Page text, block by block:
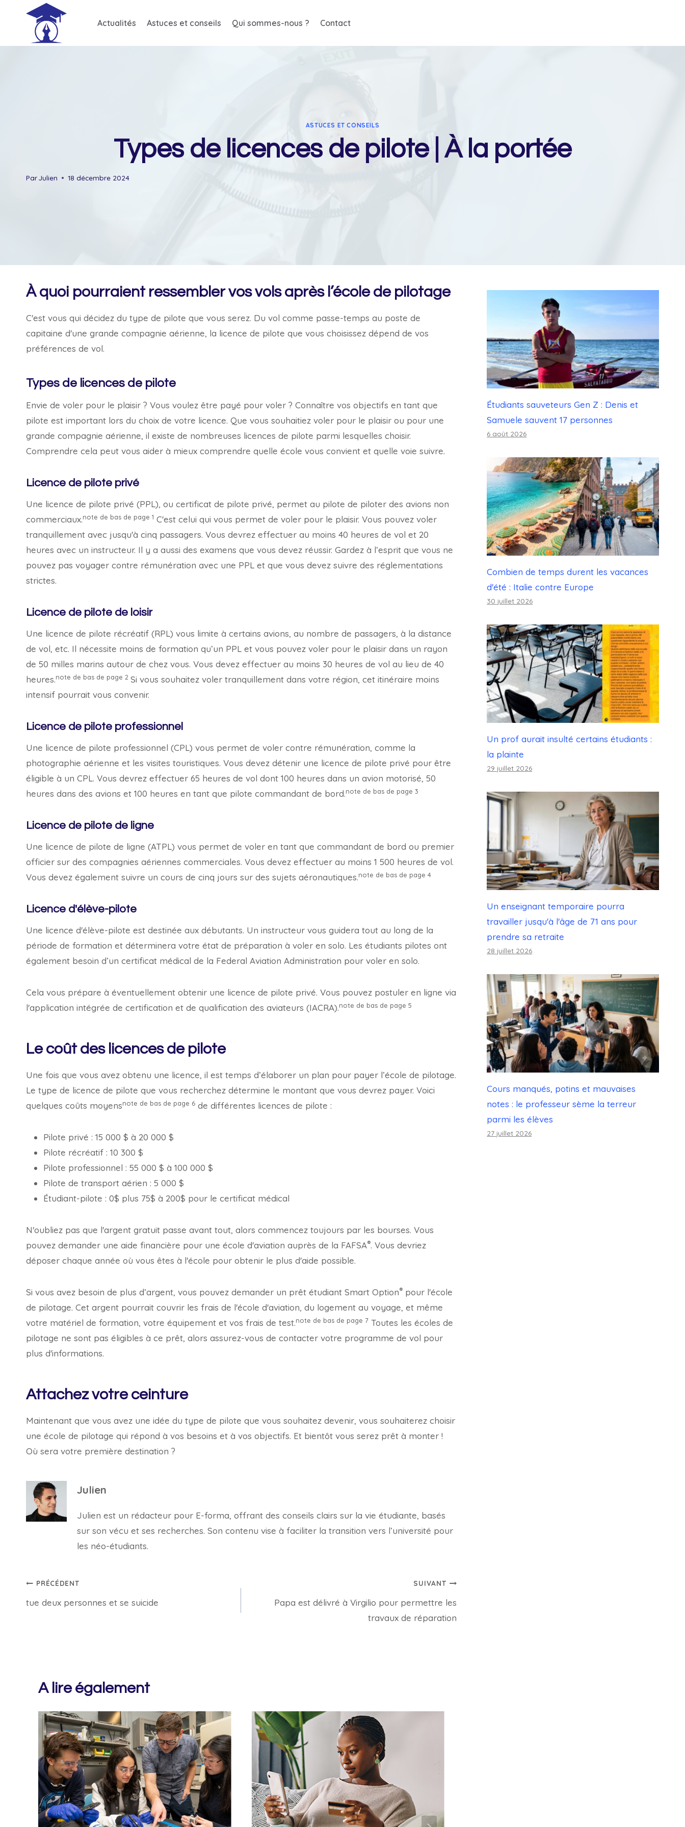
Actualités Astuces et conseils Qui sommes-nous ? Contact
ASTUCES ET CONSEILS
Types de licences de pilote | À la portée
ParJulien 18 décembre 2024
À quoi pourraient ressembler vos vols après l’école de pilotage
C'est vous qui décidez du type de pilote que vous serez. Du vol comme passe-temps au poste de
capitaine d'une grande compagnie aérienne, la licence de pilote que vous choisissez dépend de vos
préférences de vol.
Types de licences de pilote
Envie de voler pour le plaisir ? Vous voulez être payé pour voler ? Connaître vos objectifs en tant que
pilote est important lors du choix de votre licence. Que vous souhaitiez voler pour le plaisir ou pour une
grande compagnie aérienne, il existe de nombreuses licences de pilote parmi lesquelles choisir.
Comprendre cela peut vous aider à mieux comprendre quelle école vous convient et quelle voie suivre.
Licence de pilote privé
Une licence de pilote privé (PPL), ou certificat de pilote privé, permet au pilote de piloter des avions non
commerciaux.note de bas de page 1 C'est celui qui vous permet de voler pour le plaisir. Vous pouvez voler
tranquillement avec jusqu'à cinq passagers. Vous devrez effectuer au moins 40 heures de vol et 20
heures avec un instructeur. Il y a aussi des examens que vous devez réussir. Gardez à l’esprit que vous ne
pouvez pas voyager contre rémunération avec une PPL et que vous devez suivre des réglementations
strictes.
Licence de pilote de loisir
Une licence de pilote récréatif (RPL) vous limite à certains avions, au nombre de passagers, à la distance
de vol, etc. Il nécessite moins de formation qu’un PPL et vous pouvez voler pour le plaisir dans un rayon
de 50 milles marins autour de chez vous. Vous devez effectuer au moins 30 heures de vol au lieu de 40
heures.note de bas de page 2 Si vous souhaitez voler tranquillement dans votre région, cet itinéraire moins
intensif pourrait vous convenir.
Licence de pilote professionnel
Une licence de pilote professionnel (CPL) vous permet de voler contre rémunération, comme la
photographie aérienne et les visites touristiques. Vous devez détenir une licence de pilote privé pour être
éligible à un CPL. Vous devrez effectuer 65 heures de vol dont 100 heures dans un avion motorisé, 50
heures dans des avions et 100 heures en tant que pilote commandant de bord.note de bas de page 3
Licence de pilote de ligne
Une licence de pilote de ligne (ATPL) vous permet de voler en tant que commandant de bord ou premier
officier sur des compagnies aériennes commerciales. Vous devez effectuer au moins 1 500 heures de vol.
Vous devez également suivre un cours de cinq jours sur des sujets aéronautiques.note de bas de page 4
Licence d'élève-pilote
Une licence d'élève-pilote est destinée aux débutants. Un instructeur vous guidera tout au long de la
période de formation et déterminera votre état de préparation à voler en solo. Les étudiants pilotes ont
également besoin d’un certificat médical de la Federal Aviation Administration pour voler en solo.
Cela vous prépare à éventuellement obtenir une licence de pilote privé. Vous pouvez postuler en ligne via
l'application intégrée de certification et de qualification des aviateurs (IACRA).note de bas de page 5
Le coût des licences de pilote
Une fois que vous avez obtenu une licence, il est temps d’élaborer un plan pour payer l’école de pilotage.
Le type de licence de pilote que vous recherchez détermine le montant que vous devrez payer. Voici
quelques coûts moyensnote de bas de page 6 de différentes licences de pilote :
Pilote privé : 15 000 $ à 20 000 $
Pilote récréatif : 10 300 $
Pilote professionnel : 55 000 $ à 100 000 $
Pilote de transport aérien : 5 000 $
Étudiant-pilote : 0$ plus 75$ à 200$ pour le certificat médical
N'oubliez pas que l'argent gratuit passe avant tout, alors commencez toujours par les bourses. Vous
pouvez demander une aide financière pour une école d'aviation auprès de la FAFSA®. Vous devriez
déposer chaque année où vous êtes à l'école pour obtenir le plus d'aide possible.
Si vous avez besoin de plus d’argent, vous pouvez demander un prêt étudiant Smart Option® pour l'école
de pilotage. Cet argent pourrait couvrir les frais de l'école d'aviation, du logement au voyage, et même
votre matériel de formation, votre équipement et vos frais de test.note de bas de page 7 Toutes les écoles de
pilotage ne sont pas éligibles à ce prêt, alors assurez-vous de contacter votre programme de vol pour
plus d'informations.
Attachez votre ceinture
Maintenant que vous avez une idée du type de pilote que vous souhaitez devenir, vous souhaiterez choisir
une école de pilotage qui répond à vos besoins et à vos objectifs. Et bientôt vous serez prêt à monter !
Où sera votre première destination ?
Julien
Julien est un rédacteur pour E-forma, offrant des conseils clairs sur la vie étudiante, basés
sur son vécu et ses recherches. Son contenu vise à faciliter la transition vers l’université pour
les néo-étudiants.
Navigation
de
PRÉCÉDENT
tue deux personnes et se suicide
SUIVANT
Papa est délivré à Virgilio pour permettre les
travaux de réparation
A lire également
Étudiants sauveteurs Gen Z : Denis et
Samuele sauvent 17 personnes
6 août 2026
Combien de temps durent les vacances
d'été : Italie contre Europe
30 juillet 2026
Un prof aurait insulté certains étudiants :
la plainte
29 juillet 2026
Un enseignant temporaire pourra
travailler jusqu'à l'âge de 71 ans pour
prendre sa retraite
28 juillet 2026
Cours manqués, potins et mauvaises
notes : le professeur sème la terreur
parmi les élèves
27 juillet 2026